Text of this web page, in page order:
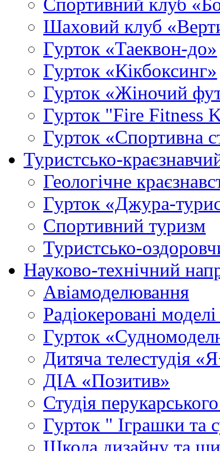
Спортивний клуб
Шаховий клуб
Гурток «Таеквон-до»
Гурток «Кікбоксинг»
Гурток «Жіночий
Гурток "Fire Fitness
Гурток «Спортивна
Туристсько-
Геологічне
Гурток «Джура-
Спортивний туризм
Туристсько-
Науково-технічний
Авіамоделювання
Радіокеровані моделі
Гурток
Дитяча телестудія
ДІА «Позитив»
Студія
Гурток " Іграшки та